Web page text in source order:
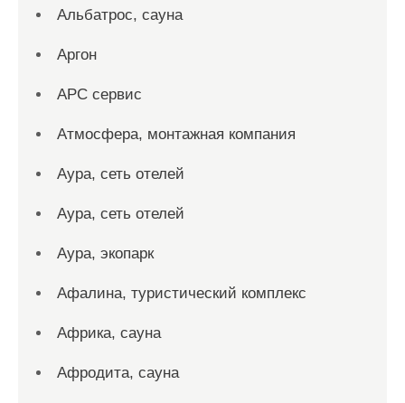
Альбатрос, сауна
Аргон
АРС сервис
Атмосфера, монтажная компания
Аура, сеть отелей
Аура, сеть отелей
Аура, экопарк
Афалина, туристический комплекс
Африка, сауна
Афродита, сауна